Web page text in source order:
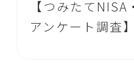
【つみたて
アンケート調査